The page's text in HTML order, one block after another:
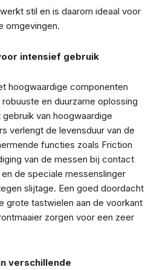
stil en is daarom ideaal voor
omgevingen.
intensief gebruik
hoogwaardige componenten
en duurzame oplossing
van hoogwaardige
verlengt de levensduur van de
functies zoals Friction
van de messen bij contact
de speciale messenslinger
slijtage. Een goed doordacht
grote tastwielen aan de voorkant
zorgen voor een zeer
verschillende